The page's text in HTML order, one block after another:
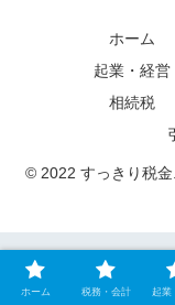
ホーム
起業・経営
相続税
© 2022 すっきり税
ホーム 税務・会計 起業